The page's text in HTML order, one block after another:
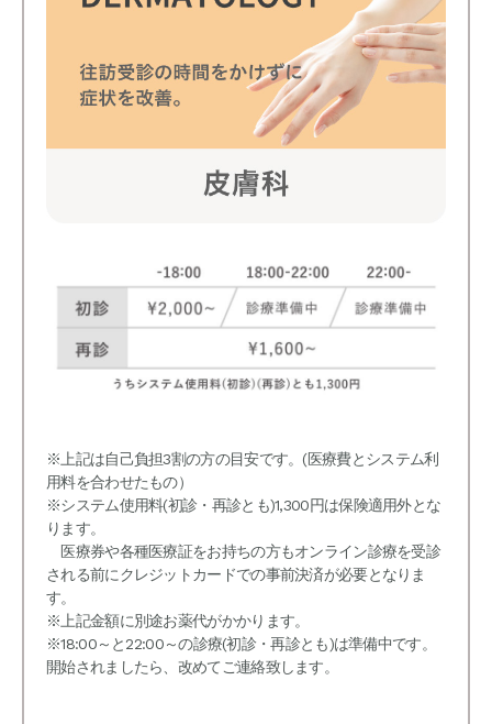
※上記は自己負担3割の方の目安です。(医療費とシステム利
用料を合わせたもの）
※システム使用料(初診・再診とも)1,300円は保険適用外とな
ります。
医療券や各種医療証をお持ちの方もオンライン診療を受診
される前にクレジットカードでの事前決済が必要となりま
す。
※上記金額に別途お薬代がかかります。
※18:00～と22:00～の診療(初診・再診とも)は準備中です。
開始されましたら、改めてご連絡致します。